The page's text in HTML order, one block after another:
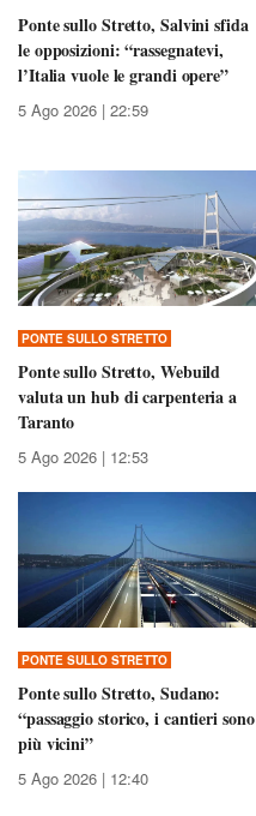
Ponte sullo Stretto, Salvini sfida
le opposizioni: “rassegnatevi,
l’Italia vuole le grandi opere”
5 Ago 2026 | 22:59
PONTE SULLO STRETTO
Ponte sullo Stretto, Webuild
valuta un hub di carpenteria a
Taranto
5 Ago 2026 | 12:53
PONTE SULLO STRETTO
Ponte sullo Stretto, Sudano:
“passaggio storico, i cantieri sono
più vicini”
5 Ago 2026 | 12:40